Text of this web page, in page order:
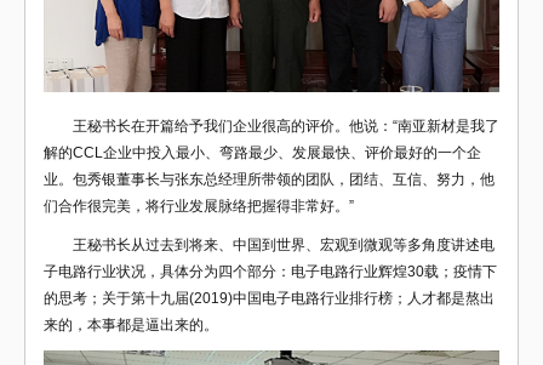
王秘书长在开篇给予我们企业很高的评价。他说：“南亚新材是我了
解的CCL企业中投入最小、弯路最少、发展最快、评价最好的一个企
业。包秀银董事长与张东总经理所带领的团队，团结、互信、努力，他
们合作很完美，将行业发展脉络把握得非常好。”
王秘书长从过去到将来、中国到世界、宏观到微观等多角度讲述电
子电路行业状况，具体分为四个部分：电子电路行业辉煌30载；疫情下
的思考；关于第十九届(2019)中国电子电路行业排行榜；人才都是熬出
来的，本事都是逼出来的。